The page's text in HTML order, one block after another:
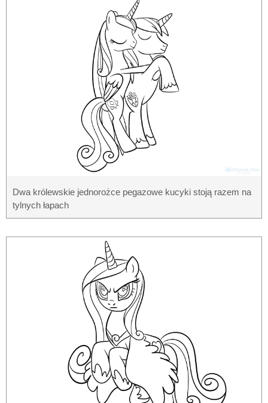
Dwa królewskie jednorożce pegazowe kucyki stoją razem na
tylnych łapach